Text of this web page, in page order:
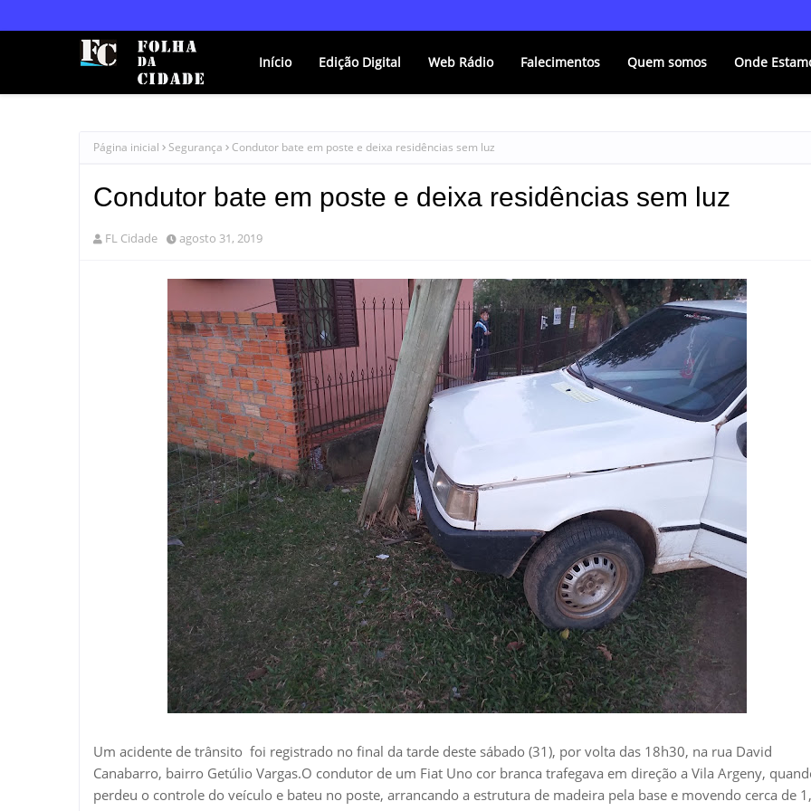
Início Edição Digital Web Rádio Falecimentos Quem somos Onde
Página inicial Segurança Condutor bate em poste e deixa residências sem luz
Condutor bate em poste e deixa residências sem luz
FL Cidade agosto 31, 2019
Um acidente de trânsito foi registrado no final da tarde deste sábado (31), por volta das 18h30, na rua David
Canabarro, bairro Getúlio Vargas.O condutor de um Fiat Uno cor branca trafegava em direção a Vila Argeny,
perdeu o controle do veículo e bateu no poste, arrancando a estrutura de madeira pela base e movendo cerca de